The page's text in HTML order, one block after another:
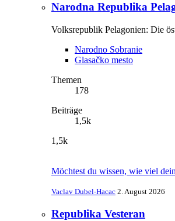
Narodna Republika
Volksrepublik Pelagonien: Die
Narodno Sobranie
Glasačko mesto
Themen
178
Beiträge
1,5k
1,5k
Möchtest du wissen, wie viel
Vaclav Dubel-Hacac 2. August 2026
Republika Vesteran